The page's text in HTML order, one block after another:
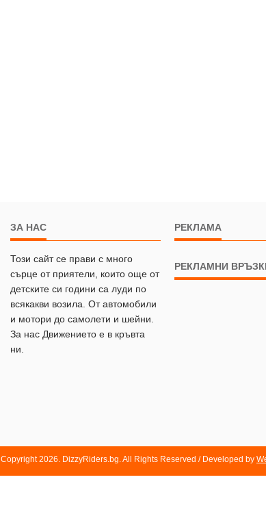
ЗА НАС
Този сайт се прави с много
сърце от приятели, които още от
детските си години са луди по
всякакви возила. От автомобили
и мотори до самолети и шейни.
За нас Движението е в кръвта
ни.
РЕКЛАМА
РЕКЛАМНИ
Copyright 2026. DizzyRiders.bg. All Rights Reserved / Developed by